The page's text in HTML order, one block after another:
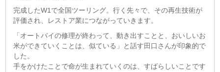
完成したW1で全国ツーリング。行く先々で、その再生技術が
評価され、レストア業につながっていきます。
「オートバイの修理が終わって、動き出すことと、おいしいお
米ができていくことは、似ている」と話す田口さんが印象的で
した。
手をかけたことで命が生まれていくのは、すばらしいことです